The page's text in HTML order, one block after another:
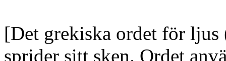
[Det grekiska ordet för ljus
sprider sitt sken. Ordet